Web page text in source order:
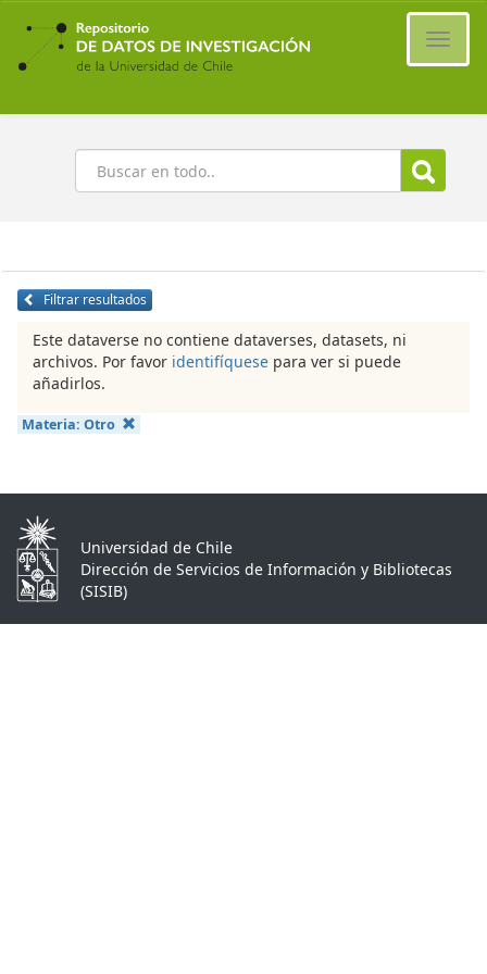
Ir
contenido
principal
Buscar
Filtrar resultados
Este dataverse no contiene dataverses, datasets, ni
archivos. Por favor identifíquese para ver si puede
añadirlos.
Materia: Otro
Universidad de Chile
Dirección de Servicios de Información y Bibliotecas
(SISIB)